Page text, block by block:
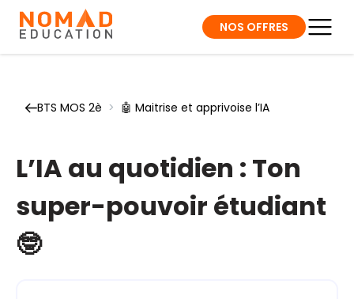
NOS OFFRES
BTS MOS 2è > 🤖 Maitrise et apprivoise l’IA
L’IA au quotidien : Ton
super-pouvoir étudiant
🤓